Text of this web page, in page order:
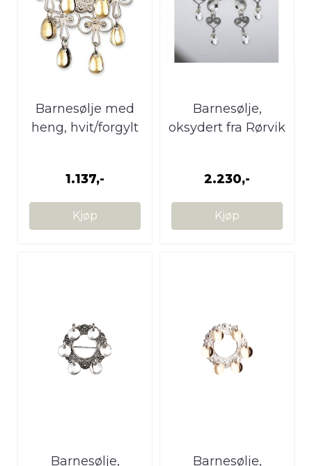
Barnesølje med
heng, hvit/forgylt
1.137,-
Kjøp
Barnesølje,
oksydert fra Rørvik
2.230,-
Kjøp
Barnesølje, Barnesølje,